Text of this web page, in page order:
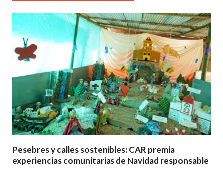
Pesebres y calles sostenibles: CAR premia
experiencias comunitarias de Navidad responsable